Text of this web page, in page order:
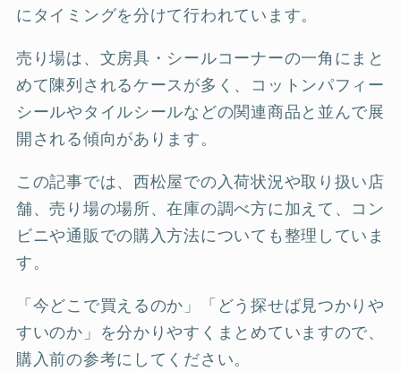
にタイミングを分けて行われています。
売り場は、文房具・シールコーナーの一角にまと
めて陳列されるケースが多く、コットンパフィー
シールやタイルシールなどの関連商品と並んで展
開される傾向があります。
この記事では、西松屋での入荷状況や取り扱い店
舗、売り場の場所、在庫の調べ方に加えて、コン
ビニや通販での購入方法についても整理していま
す。
「今どこで買えるのか」「どう探せば見つかりや
すいのか」を分かりやすくまとめていますので、
購入前の参考にしてください。